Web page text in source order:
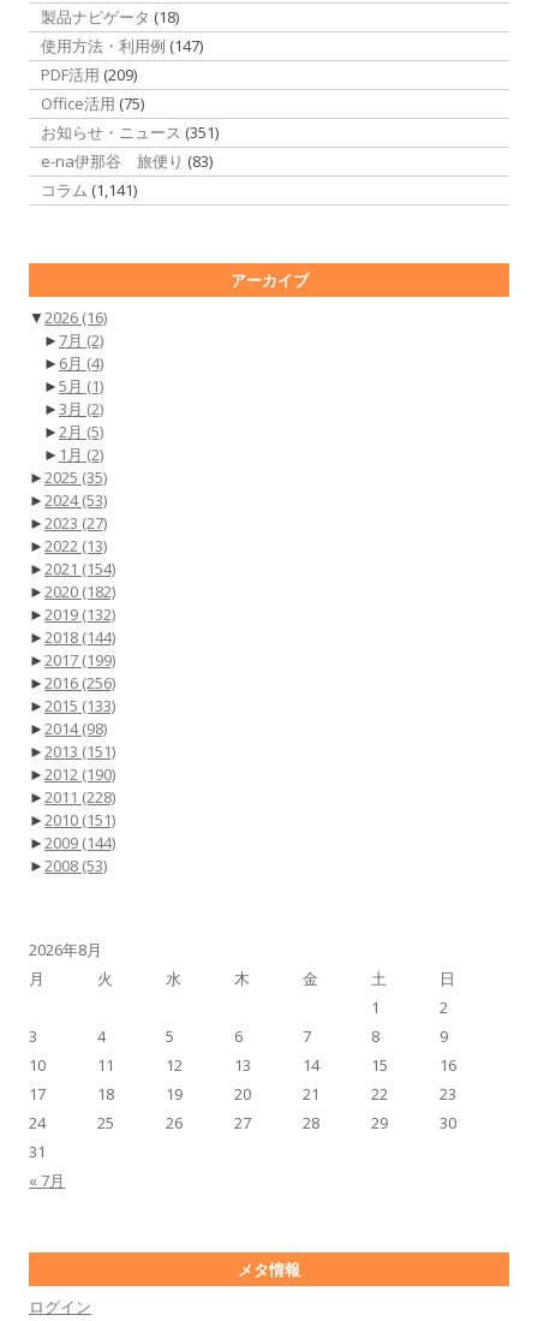
製品ナビゲータ (18)
使用方法・利用例 (147)
PDF活用 (209)
Office活用 (75)
お知らせ・ニュース (351)
e-na伊那谷 旅便り (83)
コラム (1,141)
アーカイブ
▼2026 (16)
► 7月 (2)
► 6月 (4)
►5月 (1)
►3月 (2)
►2月 (5)
► 1月 (2)
►2025 (35)
►2024(53)
►2023 (27)
►2022 (13)
►2021 (154)
►2020 (182)
►2019 (132)
►2018 (144)
►2017 (199)
►2016 (256)
►2015 (133)
►2014(98)
►2013 (151)
►2012 (190)
►2011 (228)
►2010 (151)
►2009 (144)
►2008 (53)
2026年8月
月
火 水 木 金 土 日
« 7月
1
2
3
4 5 6 7 8
9
10
11 12 13 14 15
16
17
18 19 20 21 22
23
24
25 26 27 28 29
30
31
メタ情報
ログイン